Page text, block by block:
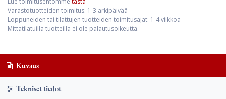
Varastotuotteiden toimitus: 1-3 arkipäivää
Loppuneiden tai tilattujen tuotteiden toimitusajat: 1-4 viikkoa
Mittatilatuilla tuotteilla ei ole palautusoikeutta.
Kuvaus
Tekniset tiedot